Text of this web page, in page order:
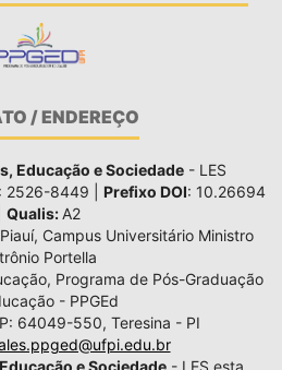
/ ENDEREÇO
Educação e Sociedade - LES
: 2526-8449 | Prefixo DOI: 10.26694
Qualis: A2
Campus Universitário Ministro
Portella
Programa de Pós-Graduação
- PPGEd
64049-550, Teresina - PI
e Sociedade - LES esta